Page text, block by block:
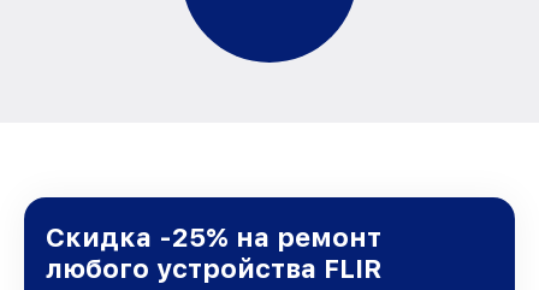
Скидка -25% на ремонт
любого устройства FLIR